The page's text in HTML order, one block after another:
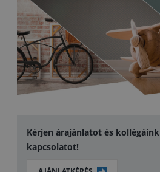
Kérjen árajánlatot és
kapcsolatot!